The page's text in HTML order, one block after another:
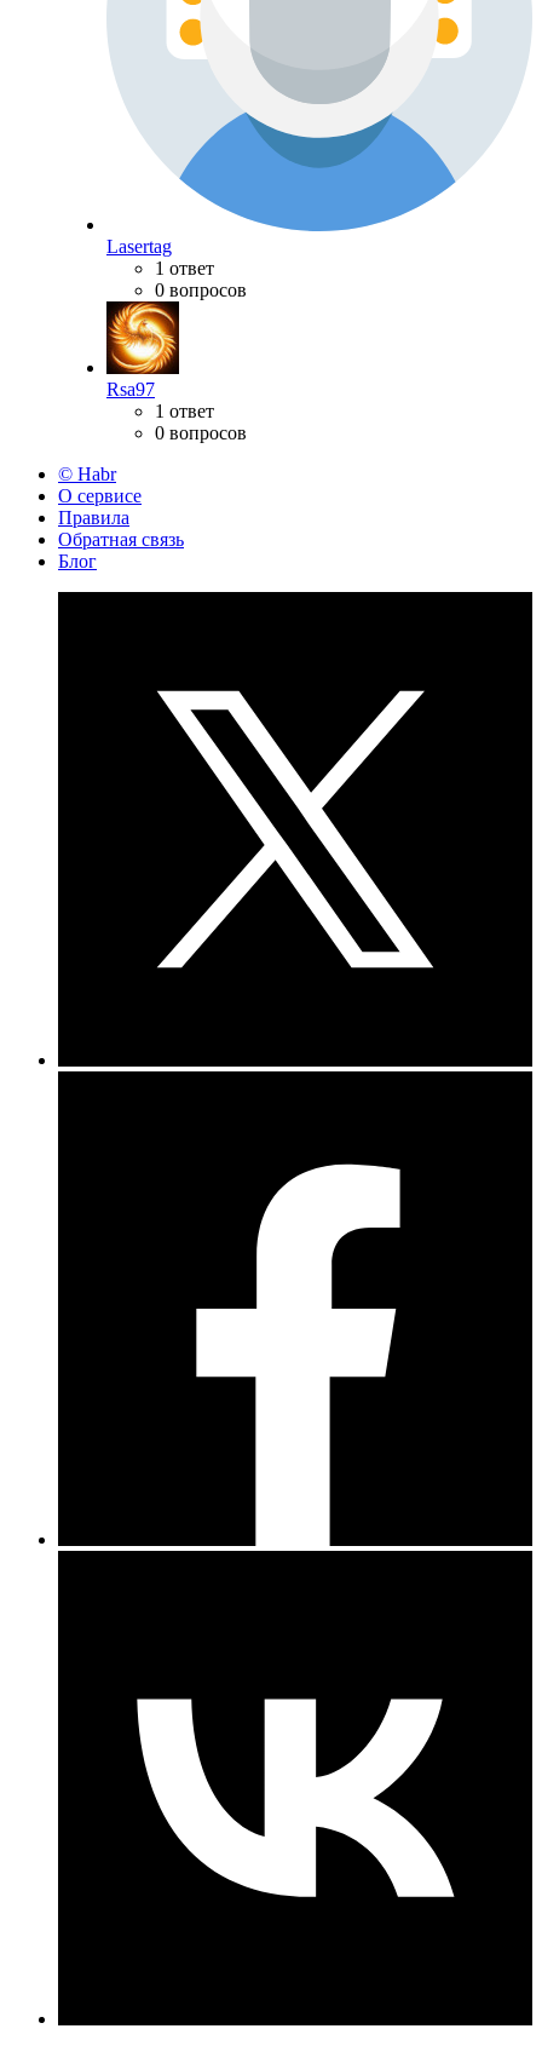
Lasertag
1 ответ
0 вопросов
Rsa97
1 ответ
0 вопросов
© Habr
О сервисе
Правила
Обратная связь
Блог